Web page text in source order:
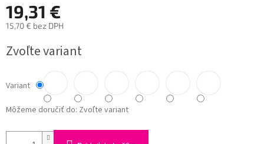
19,31 €
15,70 € bez DPH
cena:
Zvoľte variant
Variant
Môžeme doručiť do: Zvoľte variant